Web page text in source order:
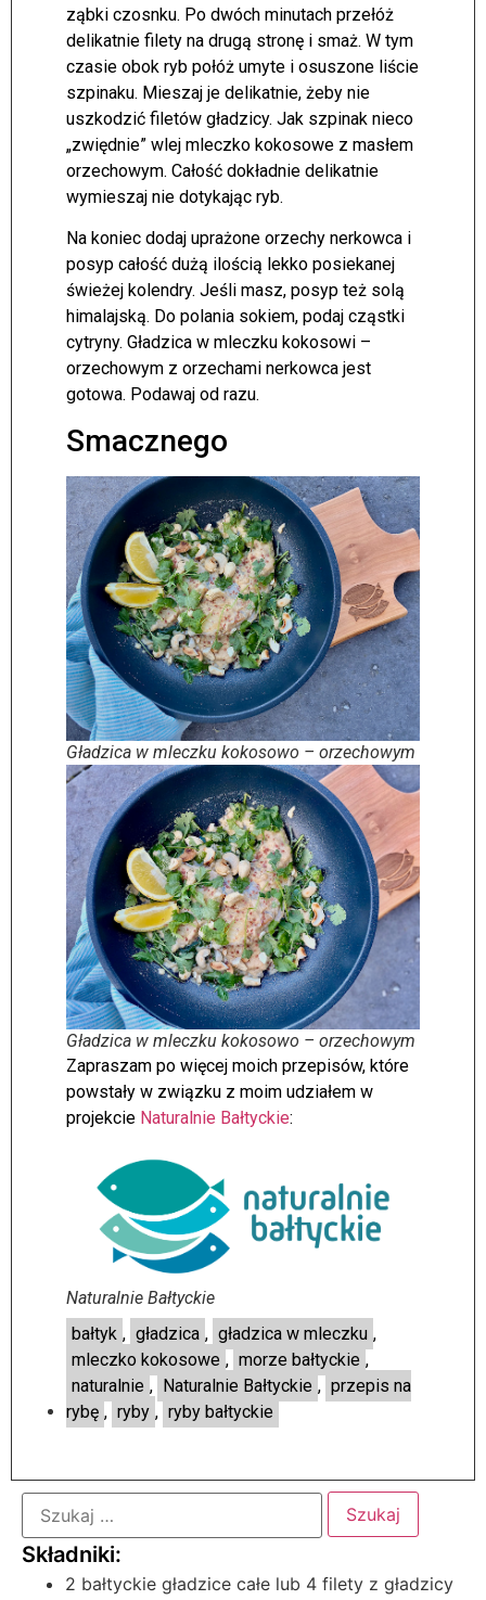
ząbki czosnku. Po dwóch minutach przełóż
delikatnie filety na drugą stronę i smaż. W tym
czasie obok ryb połóż umyte i osuszone liście
szpinaku. Mieszaj je delikatnie, żeby nie
uszkodzić filetów gładzicy. Jak szpinak nieco
„zwiędnie” wlej mleczko kokosowe z masłem
orzechowym. Całość dokładnie delikatnie
wymieszaj nie dotykając ryb.
Na koniec dodaj uprażone orzechy nerkowca i
posyp całość dużą ilością lekko posiekanej
świeżej kolendry. Jeśli masz, posyp też solą
himalajską. Do polania sokiem, podaj cząstki
cytryny. Gładzica w mleczku kokosowi –
orzechowym z orzechami nerkowca jest
gotowa. Podawaj od razu.
Smacznego
Gładzica w mleczku kokosowo – orzechowym
Gładzica w mleczku kokosowo – orzechowym
Zapraszam po więcej moich przepisów, które
powstały w związku z moim udziałem w
projekcie Naturalnie Bałtyckie:
Naturalnie Bałtyckie
bałtyk , gładzica , gładzica w mleczku ,
mleczko kokosowe , morze bałtyckie ,
naturalnie , Naturalnie Bałtyckie , przepis na
rybę , ryby , ryby bałtyckie
2 bałtyckie gładzice całe lub 4 filety z gładzicy